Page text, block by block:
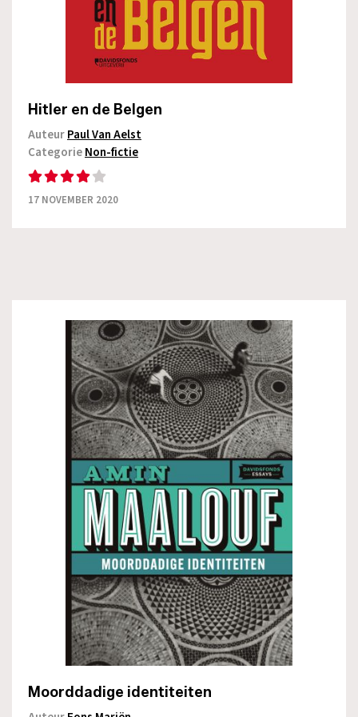
Hitler en de Belgen
AuteurPaul Van Aelst
CategorieNon-fictie
17 NOVEMBER 2020
Moorddadige identiteiten